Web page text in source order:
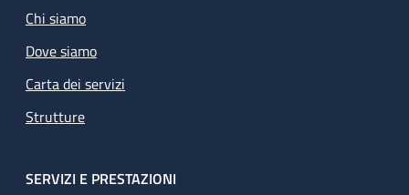
Chi siamo
Dove siamo
Carta dei servizi
Strutture
SERVIZI E PRESTAZIONI